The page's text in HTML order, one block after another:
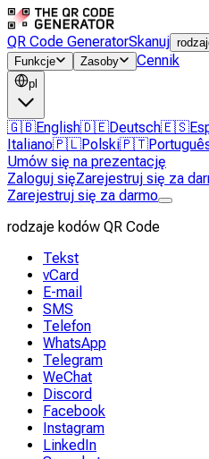
QR Code GeneratorSkanuj
Funkcje
Zasoby Cennik
pl
🇬🇧English🇩🇪Deutsch🇪🇸
Italiano🇵🇱Polski🇵🇹
Umów się na prezentację
Zaloguj sięZarejestruj się za
Zarejestruj się za darmo
rodzaje kodów QR Code
Tekst
vCard
E-mail
SMS
Telefon
WhatsApp
Telegram
WeChat
Discord
Facebook
Instagram
LinkedIn